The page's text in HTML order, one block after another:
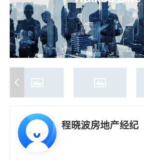
养老 非盈利组织
程晓波房地产经纪